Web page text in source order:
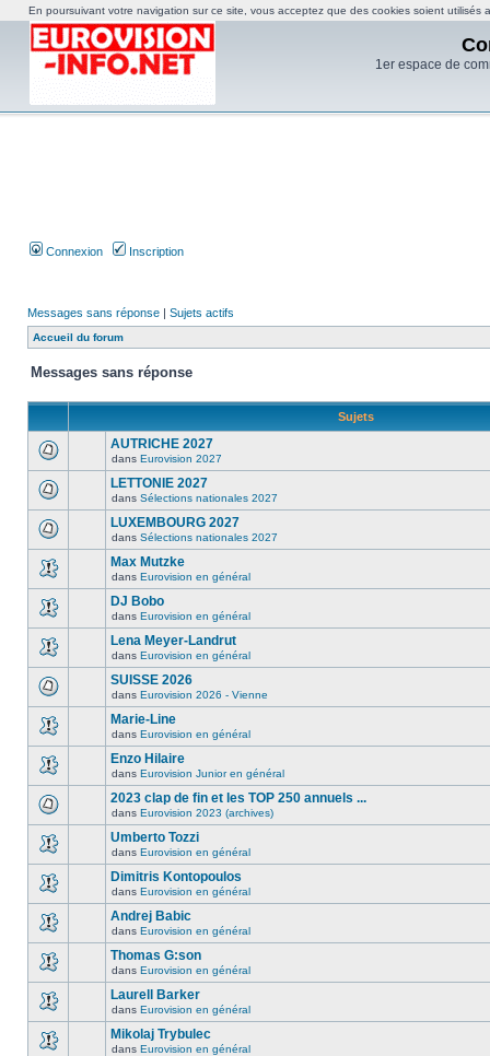
1er espace de
Connexion Inscription
Messages sans réponse | Sujets actifs
Accueil du forum
Messages sans réponse
Sujets
AUTRICHE 2027
dans Eurovision 2027
LETTONIE 2027
dans Sélections nationales 2027
LUXEMBOURG 2027
dans Sélections nationales 2027
Max Mutzke
dans Eurovision en général
DJ Bobo
dans Eurovision en général
Lena Meyer-Landrut
dans Eurovision en général
SUISSE 2026
dans Eurovision 2026 - Vienne
Marie-Line
dans Eurovision en général
Enzo Hilaire
dans Eurovision Junior en général
2023 clap de fin et les TOP 250 annuels ...
dans Eurovision 2023 (archives)
Umberto Tozzi
dans Eurovision en général
Dimitris Kontopoulos
dans Eurovision en général
Andrej Babic
dans Eurovision en général
Thomas G:son
dans Eurovision en général
Laurell Barker
dans Eurovision en général
Mikolaj Trybulec
dans Eurovision en général
En poursuivant votre navigation sur ce site, vous acceptez que des cookies soient